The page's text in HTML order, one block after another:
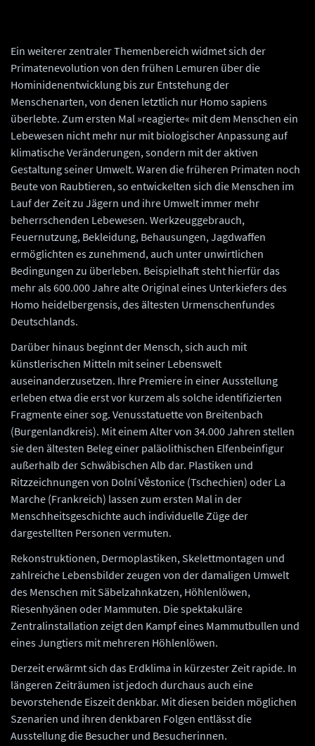
Ein weiterer zentraler Themenbereich widmet sich der
Primatenevolution von den frühen Lemuren über die
Hominidenentwicklung bis zur Entstehung der
Menschenarten, von denen letztlich nur Homo sapiens
überlebte. Zum ersten Mal »reagierte« mit dem Menschen ein
Lebewesen nicht mehr nur mit biologischer Anpassung auf
klimatische Veränderungen, sondern mit der aktiven
Gestaltung seiner Umwelt. Waren die früheren Primaten noch
Beute von Raubtieren, so entwickelten sich die Menschen im
Lauf der Zeit zu Jägern und ihre Umwelt immer mehr
beherrschenden Lebewesen. Werkzeuggebrauch,
Feuernutzung, Bekleidung, Behausungen, Jagdwaffen
ermöglichten es zunehmend, auch unter unwirtlichen
Bedingungen zu überleben. Beispielhaft steht hierfür das
mehr als 600.000 Jahre alte Original eines Unterkiefers des
Homo heidelbergensis, des ältesten Urmenschenfundes
Deutschlands.
Darüber hinaus beginnt der Mensch, sich auch mit
künstlerischen Mitteln mit seiner Lebenswelt
auseinanderzusetzen. Ihre Premiere in einer Ausstellung
erleben etwa die erst vor kurzem als solche identifizierten
Fragmente einer sog. Venusstatuette von Breitenbach
(Burgenlandkreis). Mit einem Alter von 34.000 Jahren stellen
sie den ältesten Beleg einer paläolithischen Elfenbeinfigur
außerhalb der Schwäbischen Alb dar. Plastiken und
Ritzzeichnungen von Dolní Věstonice (Tschechien) oder La
Marche (Frankreich) lassen zum ersten Mal in der
Menschheitsgeschichte auch individuelle Züge der
dargestellten Personen vermuten.
Rekonstruktionen, Dermoplastiken, Skelettmontagen und
zahlreiche Lebensbilder zeugen von der damaligen Umwelt
des Menschen mit Säbelzahnkatzen, Höhlenlöwen,
Riesenhyänen oder Mammuten. Die spektakuläre
Zentralinstallation zeigt den Kampf eines Mammutbullen und
eines Jungtiers mit mehreren Höhlenlöwen.
Derzeit erwärmt sich das Erdklima in kürzester Zeit rapide. In
längeren Zeiträumen ist jedoch durchaus auch eine
bevorstehende Eiszeit denkbar. Mit diesen beiden möglichen
Szenarien und ihren denkbaren Folgen entlässt die
Ausstellung die Besucher und Besucherinnen.